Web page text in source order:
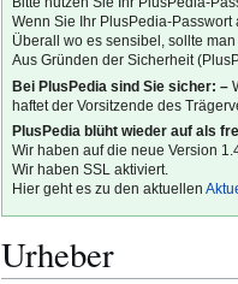
Wenn Sie Ihr PlusPedia-
Überall wo es sensibel, sollte
Aus Gründen der Sicherheit
Bei PlusPedia sind Sie sicher: –
haftet der Vorsitzende des
PlusPedia blüht wieder auf als
Wir haben auf die neue Version
Wir haben SSL aktiviert.
Hier geht es zu den aktuellen
Urheber